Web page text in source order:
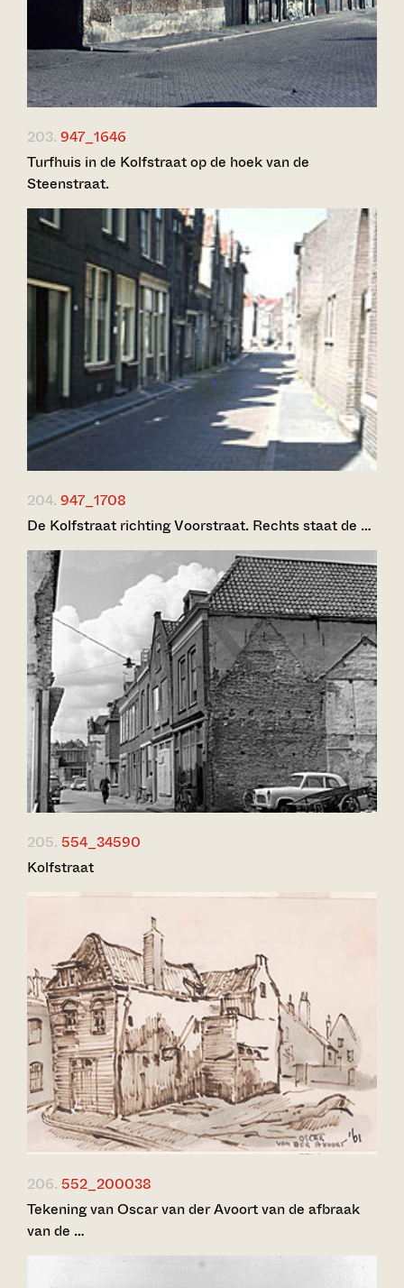
203. 947_1646
Turfhuis in de Kolfstraat op de hoek van de
Steenstraat.
204. 947_1708
De Kolfstraat richting Voorstraat. Rechts staat de …
205. 554_34590
Kolfstraat
206. 552_200038
Tekening van Oscar van der Avoort van de afbraak
van de …